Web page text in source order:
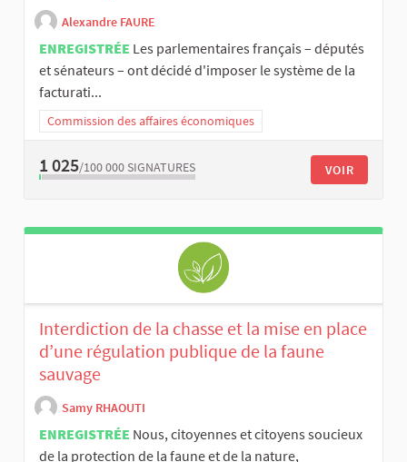
Alexandre FAURE
ENREGISTRÉE Les parlementaires français – députés
et sénateurs – ont décidé d'imposer le système de la
facturati...
Commission des affaires économiques
1 025/100 000 SIGNATURES VOIR
Interdiction de la chasse et la mise en place
d’une régulation publique de la faune
sauvage
Samy RHAOUTI
ENREGISTRÉE Nous, citoyennes et citoyens soucieux
de la protection de la faune et de la nature,